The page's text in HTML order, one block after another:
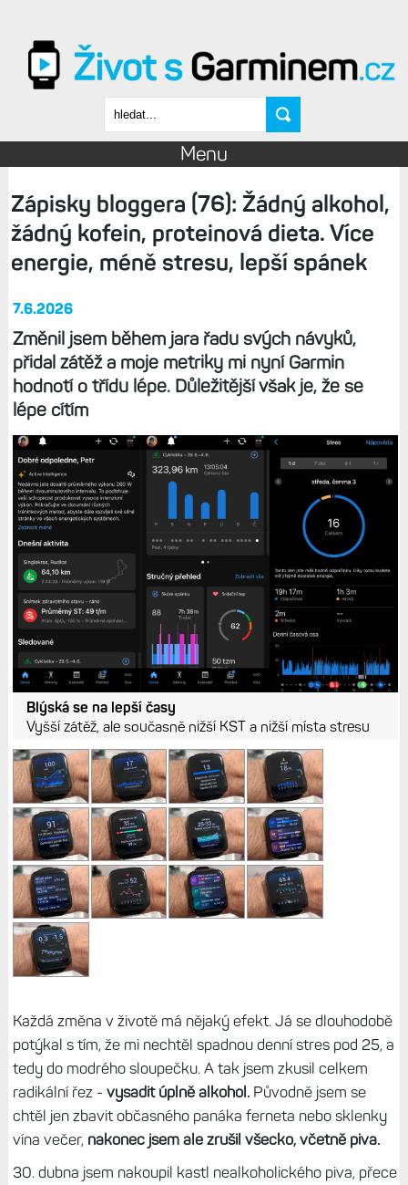
Vyhledávání
Menu
Zápisky bloggera (76): Žádný alkohol,
žádný kofein, proteinová dieta. Více
energie, méně stresu, lepší spánek
7.6.2026
Změnil jsem během jara řadu svých návyků,
přidal zátěž a moje metriky mi nyní Garmin
hodnotí o třídu lépe. Důležitější však je, že se
lépe cítím
Blýská se na lepší časy
Vyšší zátěž, ale současně nižší KST a nižší místa stresu
Každá změna v životě má nějaký efekt. Já se dlouhodobě
potýkal s tím, že mi nechtěl spadnou denní stres pod 25, a
tedy do modrého sloupečku. A tak jsem zkusil celkem
radikální řez - vysadit úplně alkohol.Původně jsem se
chtěl jen zbavit občasného panáka ferneta nebo sklenky
vína večer, nakonec jsem ale zrušil všecko, včetně piva.
30. dubna jsem nakoupil kastl nealkoholického piva, přece